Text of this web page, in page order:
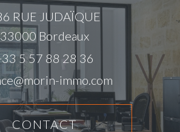
RUE JUDAÏQUE
33000 Bordeaux
5 57 88 28 36
immo.com
CONTACT